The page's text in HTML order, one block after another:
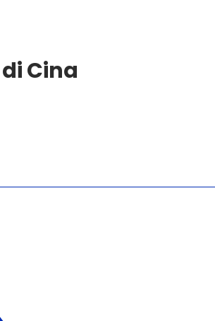
Cina